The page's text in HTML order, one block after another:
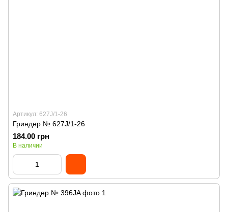
Артикул: 627J/1-26
Гриндер № 627J/1-26
184.00 грн
В наличии